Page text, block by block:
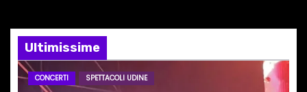
n
e
Ultimissime
CONCERTI SPETTACOLI UDINE